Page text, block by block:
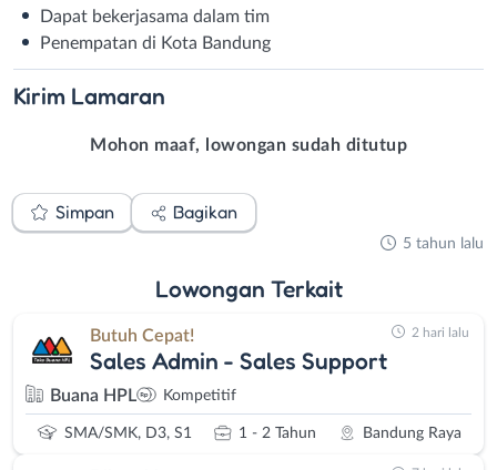
Dapat bekerjasama dalam tim
Penempatan di Kota Bandung
Kirim Lamaran
Mohon maaf, lowongan sudah ditutup
Simpan Bagikan
5 tahun lalu
Lowongan Terkait
Butuh Cepat!
Sales Admin - Sales Support
Buana HPL Kompetitif
SMA/SMK, D3, S1 1 - 2 Tahun Bandung Raya
2 hari lalu